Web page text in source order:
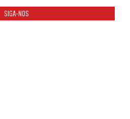
SIGA-NOS